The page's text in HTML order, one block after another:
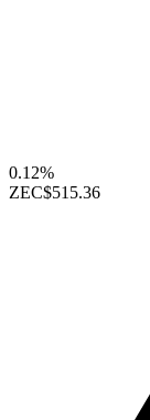
0.12%
ZEC$515.36